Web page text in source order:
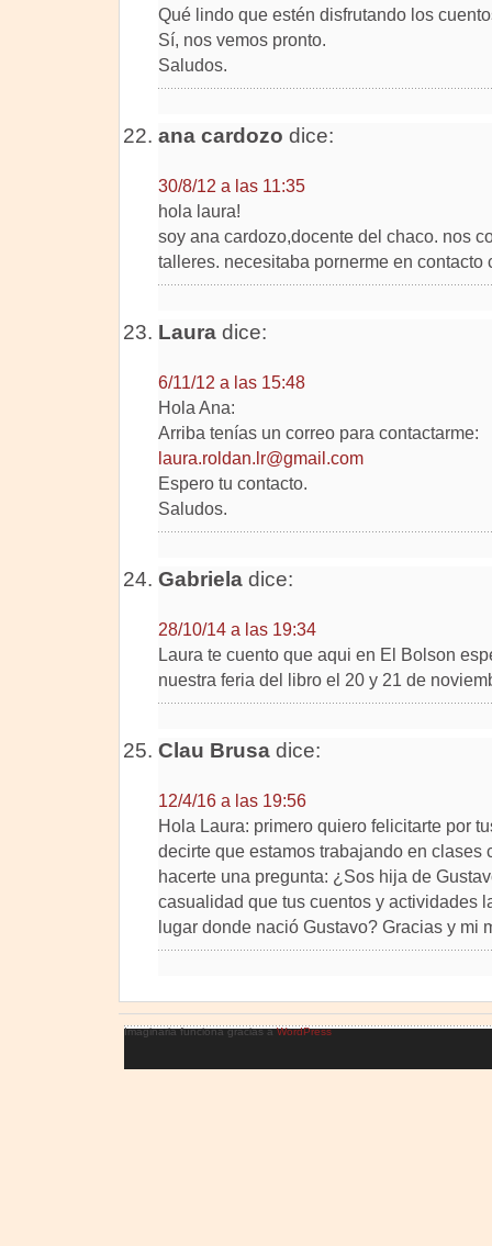
Qué lindo que estén disfrutando los
Sí, nos vemos pronto.
Saludos.
ana cardozo dice:
30/8/12 a las 11:35
hola laura!
soy ana cardozo,docente del chaco. nos
talleres. necesitaba pornerme en contacto
Lauradice:
6/11/12 a las 15:48
Hola Ana:
Arriba tenías un correo para contactarme:
laura.roldan.lr@gmail.com
Espero tu contacto.
Saludos.
Gabrieladice:
28/10/14 a las 19:34
Laura te cuento que aqui en El Bolson
nuestra feria del libro el 20 y 21 de
Clau Brusadice:
12/4/16 a las 19:56
Hola Laura: primero quiero felicitarte por
decirte que estamos trabajando en clases
hacerte una pregunta: ¿Sos hija de
casualidad que tus cuentos y actividades
lugar donde nació Gustavo? Gracias y mi
Imaginaria funciona gracias aWordPress